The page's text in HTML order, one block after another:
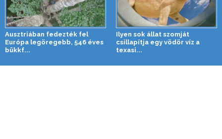
Ausztriában fedezték fel
Európa legöregebb, 546 éves
bükkf...
Ilyen sok állat szomját
csillapítja egy vödör víz a
texasi...